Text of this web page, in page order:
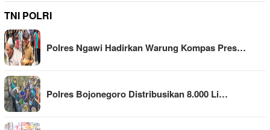
TNI POLRI
Polres Ngawi Hadirkan Warung Kompas Pres…
Polres Bojonegoro Distribusikan 8.000 Li…